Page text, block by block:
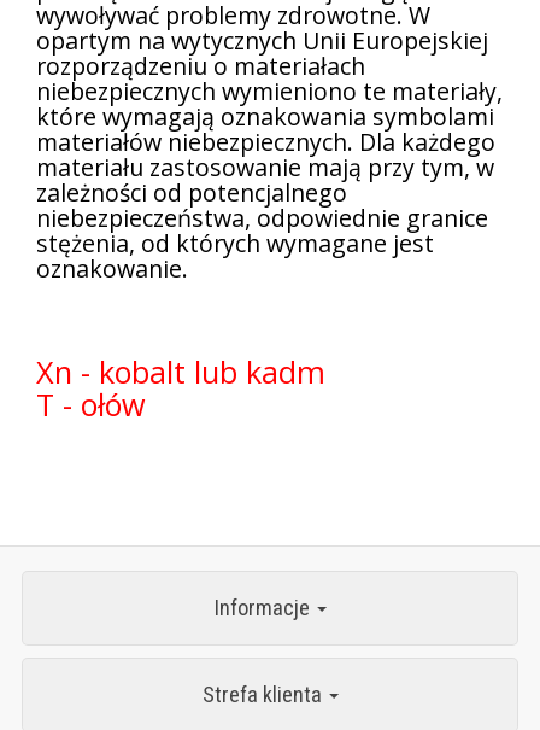
wywoływać problemy zdrowotne. W
opartym na wytycznych Unii Europejskiej
rozporządzeniu o materiałach
niebezpiecznych wymieniono te materiały,
które wymagają oznakowania symbolami
materiałów niebezpiecznych. Dla każdego
materiału zastosowanie mają przy tym, w
zależności od potencjalnego
niebezpieczeństwa, odpowiednie granice
stężenia, od których wymagane jest
oznakowanie.
Xn - kobalt lub kadm
T - ołów
Informacje
Strefa klienta